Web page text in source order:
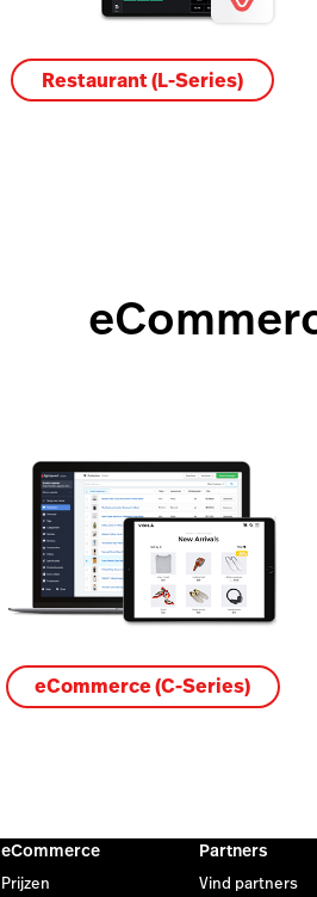
Restaurant (L-Series)
eCommerce (C-Series)
eCommerce
Prijzen
Partners
Vind partners